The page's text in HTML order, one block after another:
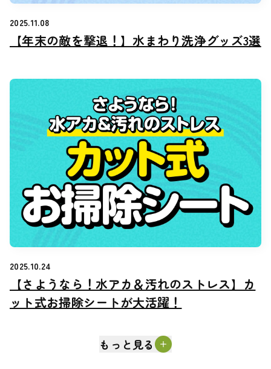
2025.11.08
【年末の敵を撃退！】水まわり洗浄グッズ3選
【年末の敵を撃退！】水まわり洗浄グッズ3選
2025.10.24
【さようなら！水アカ＆汚れのストレス】カ
ット式お掃除シートが大活躍！
【さようなら！水アカ＆汚れのストレス】カ
ット式お掃除シートが大活躍！
もっと見る